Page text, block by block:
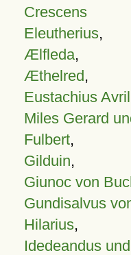
Crescens
Eleutherius,
Ælfleda,
Æthelred,
Eustachius Avril
Miles Gerard
Fulbert,
Gilduin,
Giunoc von
Gundisalvus
Hilarius,
Idedeandus